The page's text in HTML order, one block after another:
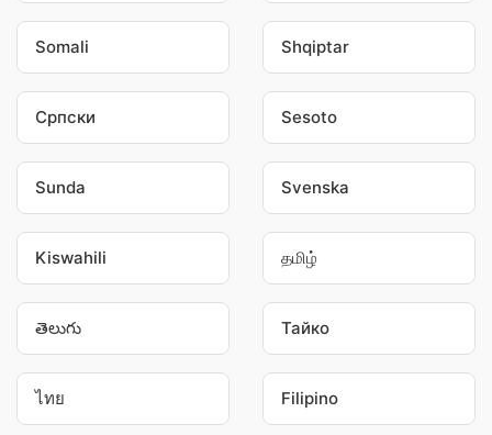
Somali Shqiptar
Српски Sesoto
Sunda Svenska
Kiswahili தமிழ்
తెలుగు Тайко
ไทย Filipino